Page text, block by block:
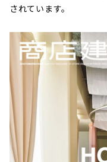
されています。